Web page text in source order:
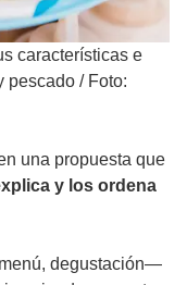
características e
pescado / Foto:
una propuesta que
y los ordena
degustación—